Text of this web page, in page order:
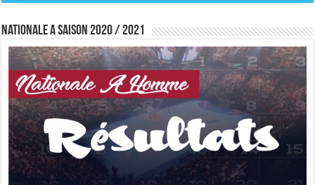
Nationale A saison 2020 / 2021